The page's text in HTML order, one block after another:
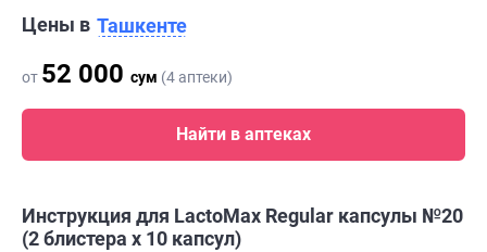
Цены в Ташкенте
от 52 000 сум (4 аптеки)
Найти в аптеках
Инструкция для LactoMax Regular капсулы №20
(2 блистера х 10 капсул)